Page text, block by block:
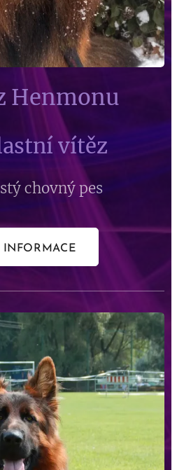
Henmonu
vítěz
chovný pes
INFORMACE